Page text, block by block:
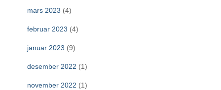
mars 2023 (4)
februar 2023 (4)
januar 2023 (9)
desember 2022 (1)
november 2022 (1)